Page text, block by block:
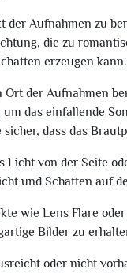
Aufnahmen zu
die zu
erzeugen kann.
der Aufnahmen
das einfallende
dass das
Licht von der Seite
und Schatten auf
wie Lens Flare
Bilder zu
oder nicht